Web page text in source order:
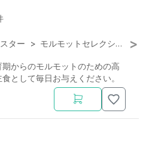
ター > モルモットセレクション
からのモルモットのための高
として毎日お与えください。